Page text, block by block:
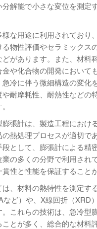
解能で小さな変位を測定
様な用途に利用されており
物性評価やセラミックス
があります。また、材料
や化合物の開発において
冷に伴う微細構造の変化
耐摩耗性、耐熱性などの
膨張計は、製造工程におけ
熱処理プロセスが適切で
として、膨張計による精
の多くの分野で利用され
性と性能を保証すること
、材料の熱特性を測定す
など）や、X線回折（XRD
これらの技術は、急冷型
とが多く、総合的な材料